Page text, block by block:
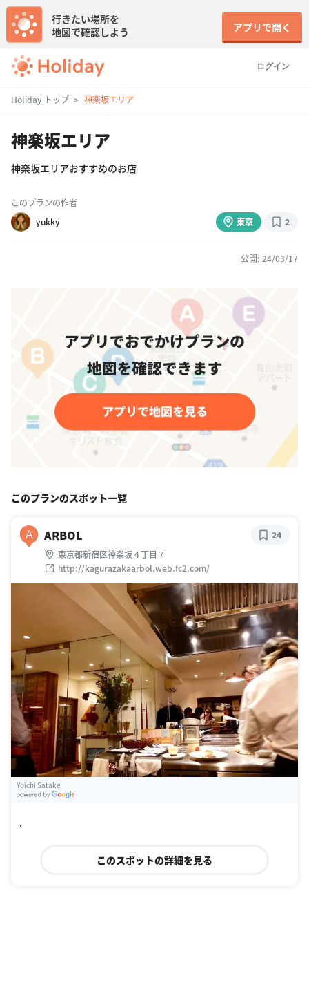
ログイン
行きたい場所を
地図で確認しよう
アプリで開く
Holiday トップ 神楽坂エリア
神楽坂エリア
神楽坂エリアおすすめのお店
このプランの作者
yukky
東京 2
公開: 24/03/17
このプランのスポット一覧
A ARBOL
東京都新宿区神楽坂４丁目７
http://kagurazakaarbol.web.fc2.com/
24
Yoichi Satake
.
このスポットの詳細を見る